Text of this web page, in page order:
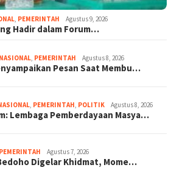
PEMERINTAH Agustus 9, 2026
Hadir dalam Forum…
NASIONAL PEMERINTAH Agustus 8, 2026
Pesan Saat Membu…
PEMERINTAH POLITIK Agustus 8, 2026
Lembaga Pemberdayaan Masya…
PEMERINTAH Agustus 7, 2026
Digelar Khidmat, Mome…